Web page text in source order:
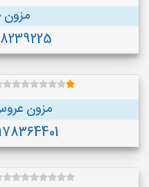
مزون
مزون